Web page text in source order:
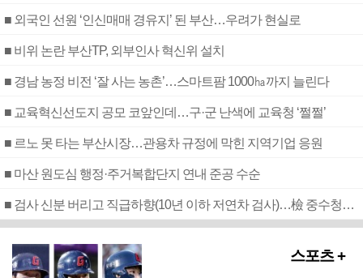
■ 외국인 선원 ‘인신매매 경유지’ 된 부산…우려가 현실로
■ 비위 논란 부산TP, 외부인사 혁신위 설치
■ 경남 농정 비전 ‘잘 사는 농촌’…스마트팜 1000㏊까지 늘린다
■ 교육혁신선도지 공모 코앞인데…구·군 난색에 교육청 ‘쩔쩔’
■ 르노 못 타는 부산시장…관용차 규정에 막힌 지역기업 응원
■ 마산 원도심 행정·주거복합단지 연내 준공 수순
■ 검사 신분 버리고 직급하향(10년 이하 저연차 검사)…檢 중수청행 기피
스포츠 +